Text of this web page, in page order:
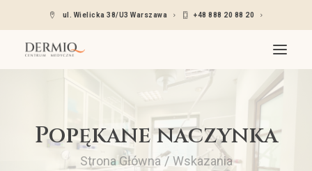
ul. Wielicka 38/U3 Warszawa +48 888 20 88 20
Oferta
Popękane naczynka
Strona Główna
Wskazania